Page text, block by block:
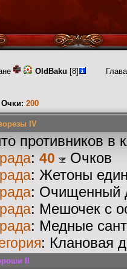
OldBaku [8]
Очки: 200
IV
противников в
: 40 Очков
: Жетоны
: Очищенный
: Мешочек с
: Медные
: Клановая
II